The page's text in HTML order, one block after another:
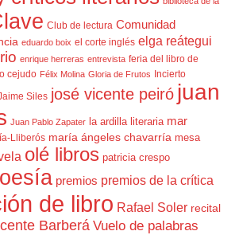
Club de lectura Comunidad
eduardo boix el corte inglés elga reátegui
enrique herreras entrevista feria del libro de
cejudo Félix Molina Gloria de Frutos
Incierto
Siles josé vicente peiró juan
Juan Pablo Zapater la ardilla literaria mar
Lliberós maría ángeles chavarría mesa
olé libros patricia crespo
premios premios de la crítica
de libro Rafael Soler recital
Barberá Vuelo de palabras